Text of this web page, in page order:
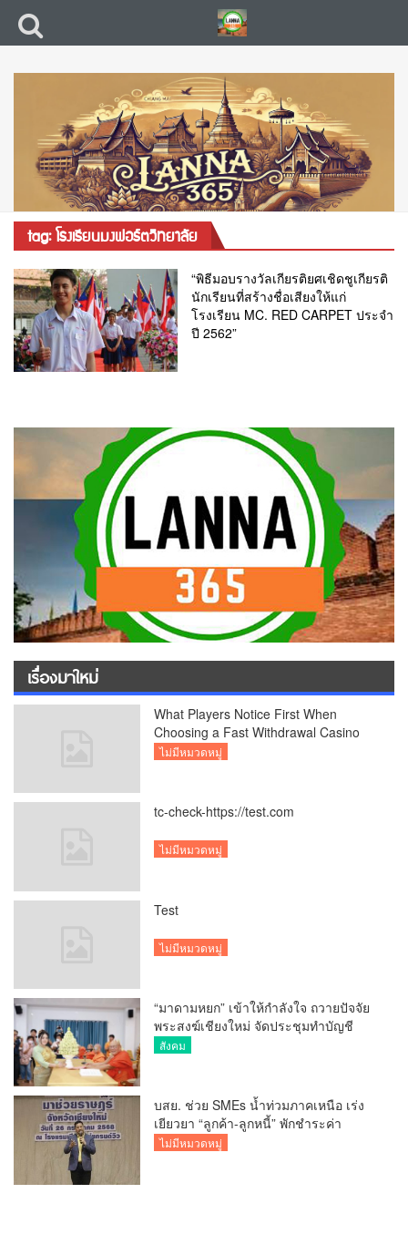
tag: โรงเรียนมงฟอร์ตวิทยาลัย
“พิธีมอบรางวัลเกียรติยศเชิดชูเกียรติ
นักเรียนที่สร้างชื่อเสียงให้แก่
โรงเรียน MC. RED CARPET ประจำ
ปี 2562”
เรื่องมาใหม่
What Players Notice First When
Choosing a Fast Withdrawal Casino
UK
ไม่มีหมวดหมู่
tc-check-https://test.com
ไม่มีหมวดหมู่
Test
ไม่มีหมวดหมู่
“มาดามหยก” เข้าให้กำลังใจ ถวายปัจจัย
พระสงฆ์เชียงใหม่ จัดประชุมทำบัญชี
รายรับรายจ่ายของวัด กว่า 300 รูป ที่วัด
สังคม
บสย. ช่วย SMEs น้ำท่วมภาคเหนือ เร่ง
เยียวยา “ลูกค้า-ลูกหนี้” พักชำระค่า
ธรรมเนียม-ค่างวด
ไม่มีหมวดหมู่